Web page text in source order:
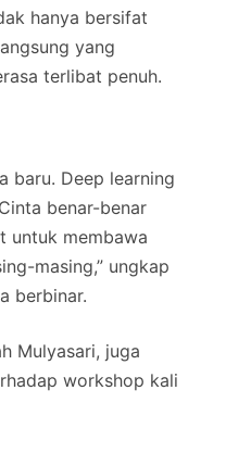
hanya bersifat
yang
terlibat penuh.
baru. Deep learning
benar-benar
untuk membawa
masing,” ungkap
berbinar.
Mulyasari, juga
workshop kali